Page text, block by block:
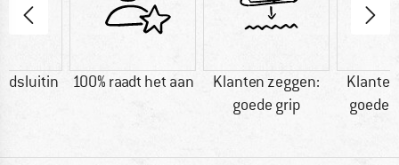
100% raadt het aan
Klanten zeggen:
goede grip
goede